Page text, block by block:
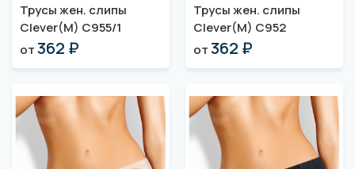
Трусы жен. слипы
Clever(M) C955/1
от362 ₽
Трусы жен. слипы
Clever(M) C952
от362 ₽